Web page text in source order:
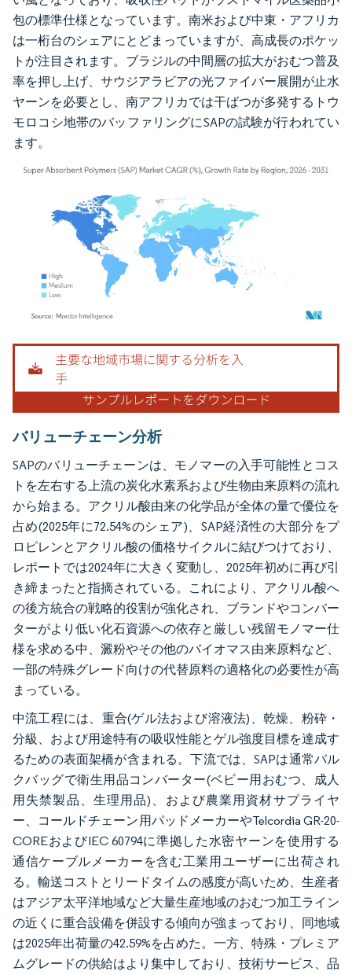
包の標準仕様となっています。南米および中東・アフリカ
は一桁台のシェアにとどまっていますが、高成長のポケッ
トが注目されます。ブラジルの中間層の拡大がおむつ普及
率を押し上げ、サウジアラビアの光ファイバー展開が止水
ヤーンを必要とし、南アフリカでは干ばつが多発するトウ
モロコシ地帯のバッファリングにSAPの試験が行われてい
ます。
画像 © Mordor Intelligence。再利用にはCC BY 4.0の表示が必要です。
バリューチェーン分析
SAPのバリューチェーンは、モノマーの入手可能性とコス
トを左右する上流の炭化水素系および生物由来原料の流れ
から始まる。アクリル酸由来の化学品が全体の量で優位を
占め(2025年に72.54%のシェア)、SAP経済性の大部分をプ
ロピレンとアクリル酸の価格サイクルに結びつけており、
レポートでは2024年に大きく変動し、2025年初めに再び引
き締まったと指摘されている。これにより、アクリル酸へ
の後方統合の戦略的役割が強化され、ブランドやコンバー
ターがより低い化石資源への依存と厳しい残留モノマー仕
様を求める中、澱粉やその他のバイオマス由来原料など、
一部の特殊グレード向けの代替原料の適格化の必要性が高
まっている。
中流工程には、重合(ゲル法および溶液法)、乾燥、粉砕・
分級、および用途特有の吸収性能とゲル強度目標を達成す
るための表面架橋が含まれる。下流では、SAPは通常バル
クバッグで衛生用品コンバーター(ベビー用おむつ、成人
用失禁製品、生理用品)、および農業用資材サプライヤ
ー、コールドチェーン用パッドメーカーやTelcordia GR-20-
COREおよびIEC 60794に準拠した水密ヤーンを使用する
通信ケーブルメーカーを含む工業用ユーザーに出荷され
る。輸送コストとリードタイムの感度が高いため、生産者
はアジア太平洋地域など大量生産地域のおむつ加工ライン
の近くに重合設備を併設する傾向が強まっており、同地域
は2025年出荷量の42.59%を占めた。一方、特殊・プレミア
ムグレードの供給はより集中しており、技術サービス、品